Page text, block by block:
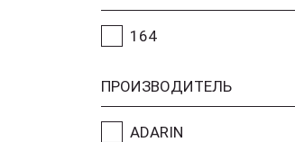
164
ПРОИЗВОДИТЕЛЬ
ADARIN